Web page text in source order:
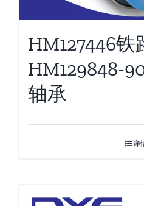
HM127446铁
HM129848-
轴承
详